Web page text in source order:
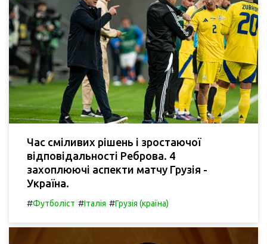
Час сміливих рішень і зростаючої
відповідальності Реброва. 4
захоплюючі аспекти матчу Грузія -
Україна.
#Футболіст #Італія #Грузія (країна)